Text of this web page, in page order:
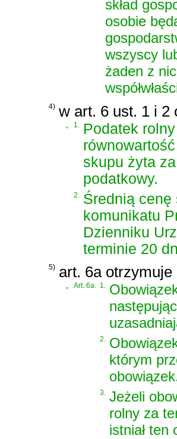
skład
osobie
wszyscy
żaden z
4) w art. 6 ust. 1 i 2
1.
Podatek
skupu żyta
podatkowy.
2.
Średnią
komunikatu
Dzienniku
terminie 20
5) art. 6a otrzymuje
„ Art. 6a. 1.
2.
którym
3. Jeżeli
rolny za
istniał ten